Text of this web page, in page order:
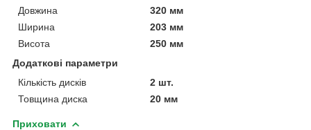
Довжина
320 мм
Ширина
203 мм
Висота
250 мм
Додаткові параметри
Кількість дисків
2 шт.
Товщина диска
20 мм
Приховати